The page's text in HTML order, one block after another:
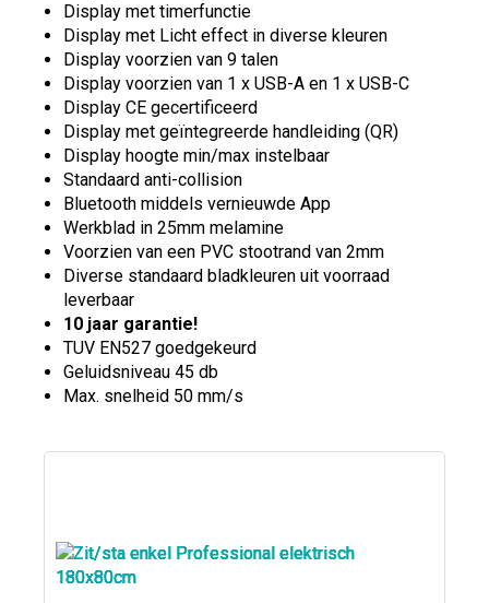
Display met timerfunctie
Display met Licht effect in diverse kleuren
Display voorzien van 9 talen
Display voorzien van 1 x USB-A en 1 x USB-C
Display CE gecertificeerd
Display met geïntegreerde handleiding (QR)
Display hoogte min/max instelbaar
Standaard anti-collision
Bluetooth middels vernieuwde App
Werkblad in 25mm melamine
Voorzien van een PVC stootrand van 2mm
Diverse standaard bladkleuren uit voorraad
leverbaar
10 jaar garantie!
TUV EN527 goedgekeurd
Geluidsniveau 45 db
Max. snelheid 50 mm/s